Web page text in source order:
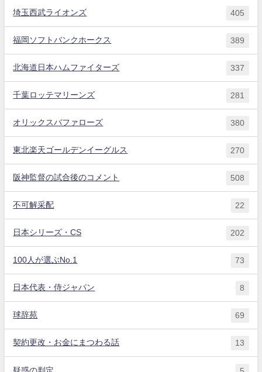
埼玉西武ライオンズ 405
福岡ソフトバンクホークス 389
北海道日本ハムファイターズ 337
千葉ロッテマリーンズ 281
オリックスバファローズ 380
東北楽天ゴールデンイーグルス 270
阪神監督の試合後のコメント 508
不可解采配 22
日本シリーズ・CS 202
100人が選ぶNo.1 73
日本代表・侍ジャパン 8
球辞苑 69
契約更改・お金にまつわる話 13
疑惑の判定